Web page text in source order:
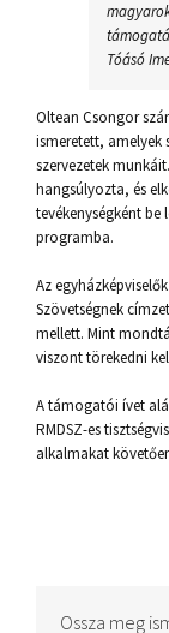
Tóásó
Oltean Csongor
ismeretett, amelyek
szervezetek
hangsúlyozta, és
tevékenységként
programba.
Az
Szövetségnek
mellett. Mint
viszont törekedni
A támogatói ívet
RMDSZ-es
alkalmakat
Ossza meg